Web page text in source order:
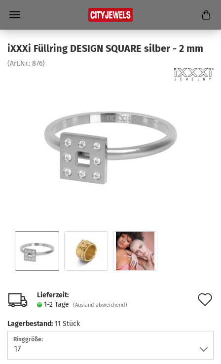
iXXXi Füll­ring DE­SIGN SQUA­RE sil­ber - 2 mm
(Art.Nr.: 876)
Lieferzeit:
1-2 Tage
(Ausland abweichend)
Lagerbestand: 11 Stück
Ringgröße: